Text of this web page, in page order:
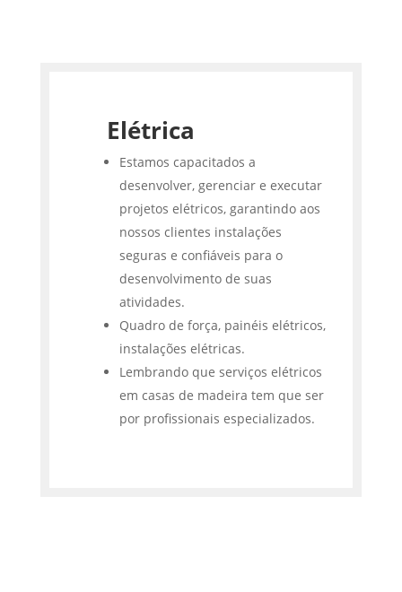
Elétrica
Estamos capacitados a
desenvolver, gerenciar e executar
projetos elétricos, garantindo aos
nossos clientes instalações
seguras e confiáveis para o
desenvolvimento de suas
atividades.
Quadro de força, painéis elétricos,
instalações elétricas.
Lembrando que serviços elétricos
em casas de madeira tem que ser
por profissionais especializados.